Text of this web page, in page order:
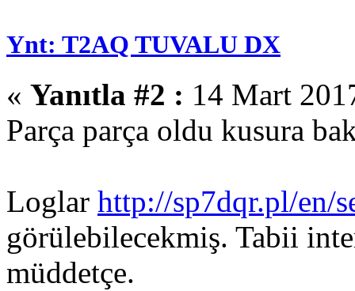
Ynt: T2AQ TUVALU DX
« Yanıtla #2 : 14 Mart
Parça parça oldu kusura
Loglar http://sp7dqr.pl/en/
görülebilecekmiş. Tabii
müddetçe.